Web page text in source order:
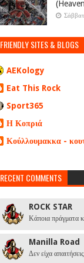
FRIENDLY SITES & BLOGS
AEKology
Eat This Rock
Sport365
Η Κοπριά
Κούλλουμακκα -
RECENT COMMENTS
ROCK STAR
Κάποια πράγματα
Manilla Road
Δεν είχα